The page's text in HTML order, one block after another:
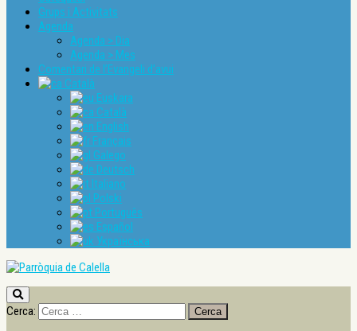
Grups i Activitats
Agenda
Agenda > Dia
Agenda > Mes
Comentari de l’Evangeli d’avui
Català
Euskara
Català
English
Français
Galego
Deutsch
Italiano
Polski
Português
Español
Українська
Cerca: